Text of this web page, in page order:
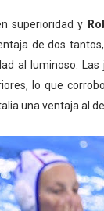
superioridad y
de dos
al luminoso.
lo que
una ventaja al